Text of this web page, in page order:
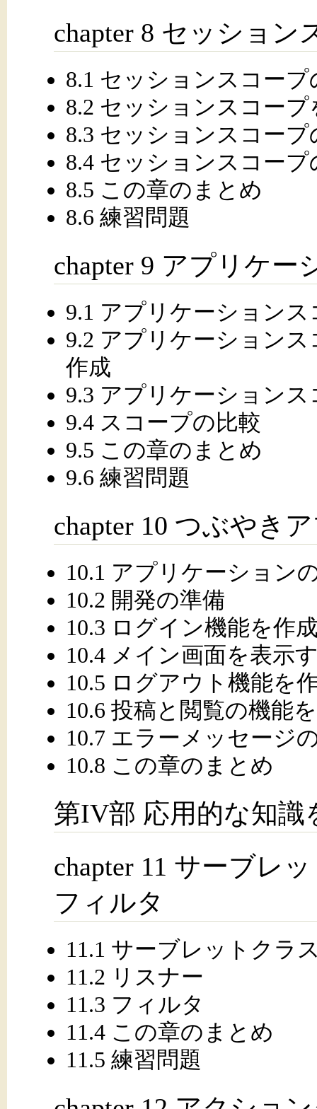
chapter 8 セッション
8.1 セッションスコープ
8.2 セッションスコー
8.3 セッションスコー
8.4 セッションスコープ
8.5 この章のまとめ
8.6 練習問題
chapter 9 アプリケー
9.1 アプリケーション
9.2 アプリケーション
作成
9.3 アプリケーション
9.4 スコープの比較
9.5 この章のまとめ
9.6 練習問題
chapter 10 つぶやき
10.1 アプリケーション
10.2 開発の準備
10.3 ログイン機能を作
10.4 メイン画面を表示
10.5 ログアウト機能を
10.6 投稿と閲覧の機能
10.7 エラーメッセージ
10.8 この章のまとめ
第IV部 応用的な知識
chapter 11 サーブレ
フィルタ
11.1 サーブレットクラ
11.2 リスナー
11.3 フィルタ
11.4 この章のまとめ
11.5 練習問題